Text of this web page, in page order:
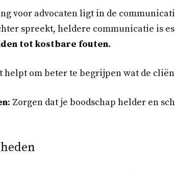
voor advocaten ligt in de
spreekt, heldere communicatie is
tot kostbare fouten.
helpt om beter te begrijpen wat de
: Zorgen dat je boodschap helder en